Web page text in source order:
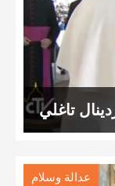
تاغلي
عدالة وسلام